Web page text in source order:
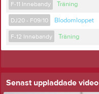
F-11 Innebandy Träning
DJ20 - F09/10 Blodomloppet
F-12 Innebandy Träning
Senast uppladdade video